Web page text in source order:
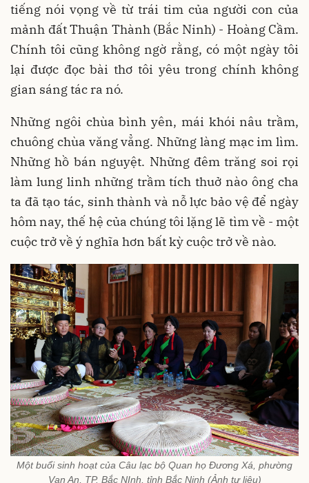
tiếng nói vọng về từ trái tim của người con của
mảnh đất Thuận Thành (Bắc Ninh) - Hoàng Cầm.
Chính tôi cũng không ngờ rằng, có một ngày tôi
lại được đọc bài thơ tôi yêu trong chính không
gian sáng tác ra nó.
Những ngôi chùa bình yên, mái khói nâu trầm,
chuông chùa văng vẳng. Những làng mạc im lìm.
Những hồ bán nguyệt. Những đêm trăng soi rọi
làm lung linh những trầm tích thuở nào ông cha
ta đã tạo tác, sinh thành và nỗ lực bảo vệ để ngày
hôm nay, thế hệ của chúng tôi lặng lẽ tìm về - một
cuộc trở về ý nghĩa hơn bất kỳ cuộc trở về nào.
Một buổi sinh hoạt của Câu lạc bộ Quan họ Đương Xá, phường
Vạn An, TP. Bắc NInh, tỉnh Bắc Ninh (Ảnh tư liệu)